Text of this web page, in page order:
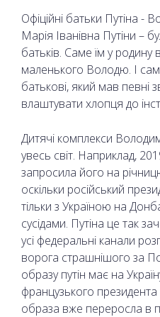
Офіційні батьки Путіна -
Марія Іванівна Путіни –
батьків. Саме їм у родину
маленького Володю. І
батькові, який мав певні
влаштувати хлопця до
Дитячі комплекси
увесь світ. Наприклад,
запросила його на
оскільки російський
тільки з Україною на
сусідами. Путіна це так
усі федеральні канали
ворога страшнішого за
образу путін має на
французького
образа вже переросла в